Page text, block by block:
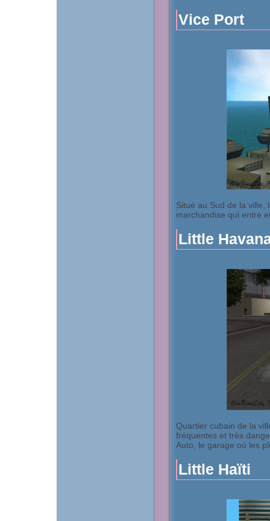
Vice Port
Situé au Sud de la ville,
marchandise qui entre
Little
Quartier cubain de la
fréquentes et très
Auto, le garage où les
Little Haïti